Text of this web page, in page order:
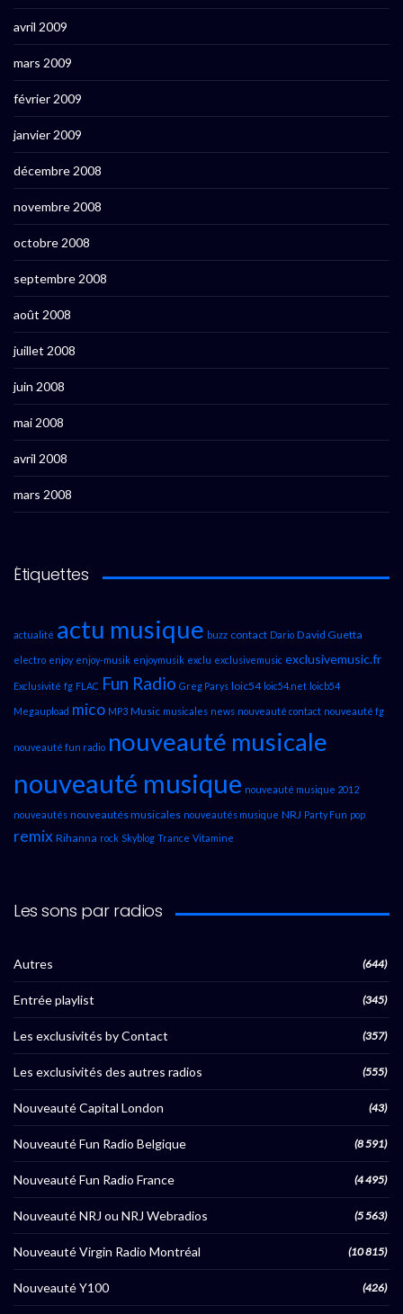
avril 2009
mars 2009
février 2009
janvier 2009
décembre 2008
novembre 2008
octobre 2008
septembre 2008
août 2008
juillet 2008
juin 2008
mai 2008
avril 2008
mars 2008
Étiquettes
actualité actu musique buzz contact Dario David Guetta
electro enjoy enjoy-musik enjoymusik exclu exclusivemusic exclusivemusic.fr
Exclusivité fg FLAC Fun Radio Greg Parys loic54 loic54.net loicb54
Megaupload mico MP3 Music musicales news nouveauté contact nouveauté fg
nouveauté fun radio nouveauté musicale
nouveauté musique nouveauté musique 2012
nouveautés nouveautés musicales nouveautés musique NRJ Party Fun pop
remix Rihanna rock Skyblog Trance Vitamine
Les sons par radios
Autres (644)
Entrée playlist (345)
Les exclusivités by Contact (357)
Les exclusivités des autres radios (555)
Nouveauté Capital London (43)
Nouveauté Fun Radio Belgique (8 591)
Nouveauté Fun Radio France (4 495)
Nouveauté NRJ ou NRJ Webradios (5 563)
Nouveauté Virgin Radio Montréal (10 815)
Nouveauté Y100 (426)